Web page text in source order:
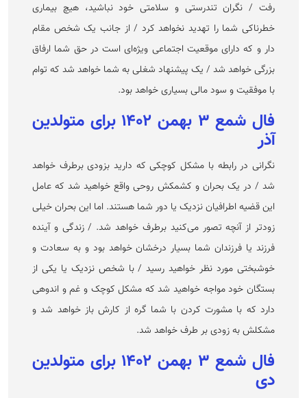
رفت / نگران تندرستی و سلامتی خود نباشید، هیچ بیماری
خطرناکی شما را تهدید نخواهد کرد / از جانب یک شخص مقام
دار و که دارای موقعیت اجتماعی ویژه‌ای است در حق شما ارفاق
بزرگی خواهد شد / یک پیشنهاد شغلی به شما خواهد شد که توام
با موفقیت و سود مالی بسیاری خواهد بود.
فال شمع ۳ بهمن ۱۴۰۲ برای متولدین
آذر
نگرانی در رابطه با مشکل کوچکی که دارید بزودی برطرف خواهد
شد / در یک بحران و کشمکش روحی واقع خواهید شد که عامل
این قضیه اطرافیان نزدیک یا دور شما هستند. اما این بحران خیلی
زود‌تر از آنچه تصور می‌کنید برطرف خواهد شد. / زندگی و آینده
فرزند یا فرزندان شما بسیار درخشان خواهد بود و به سعادت و
خوشبختی مورد نظر خواهید رسید / با شخص نزدیک یا یکی از
بستگان خود مواجه خواهید شد که مشکل کوچک و غم و اندوهی
دارد که با مشورت کردن با شما گره از کارش باز خواهد شد و
مشکلش به زودی بر طرف خواهد شد.
فال شمع ۳ بهمن ۱۴۰۲ برای متولدین
دی